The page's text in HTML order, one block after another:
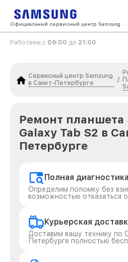
Официальный сервисный центр Samsung
Работаем с 09:00 до 21:00
Сервисный центр Samsung
в Санкт-Петербурге
/
Ремонт планшета
Galaxy Tab S2 в
Петербурге
Полная диагностика
Определим поломку без
возможностью отказаться
Курьерская
Доставим вашу технику по
Петербурге полностью